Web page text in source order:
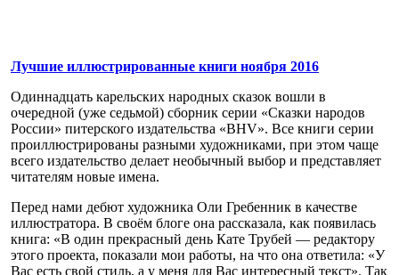
Лучшие иллюстрированные книги ноября 2016
Одиннадцать карельских народных сказок вошли в
очередной (уже седьмой) сборник серии «Сказки народов
России» питерского издательства «BHV». Все книги серии
проиллюстрированы разными художниками, при этом чаще
всего издательство делает необычный выбор и представляет
читателям новые имена.
Перед нами дебют художника Оли Гребенник в качестве
иллюстратора. В своём блоге она рассказала, как появилась
книга: «В один прекрасный день Кате Трубей — редактору
этого проекта, показали мои работы, на что она ответила: «У
Вас есть свой стиль, а у меня для Вас интересный текст». Так